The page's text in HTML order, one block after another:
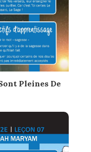
Pleines De